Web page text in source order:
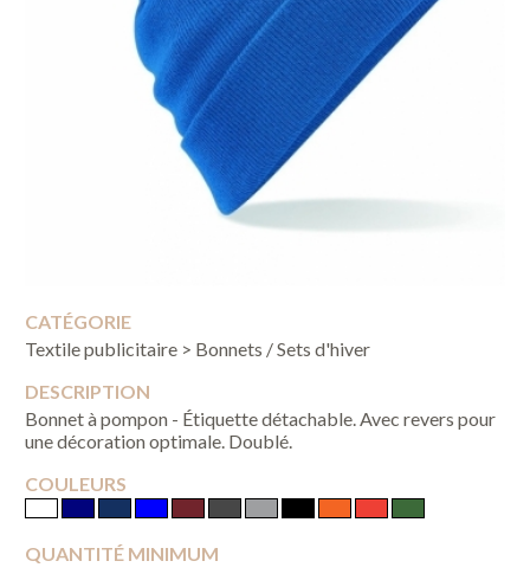
CATÉGORIE
Textile publicitaire > Bonnets / Sets d'hiver
DESCRIPTION
Bonnet à pompon - Étiquette détachable. Avec revers pour
une décoration optimale. Doublé.
COULEURS
QUANTITÉ MINIMUM